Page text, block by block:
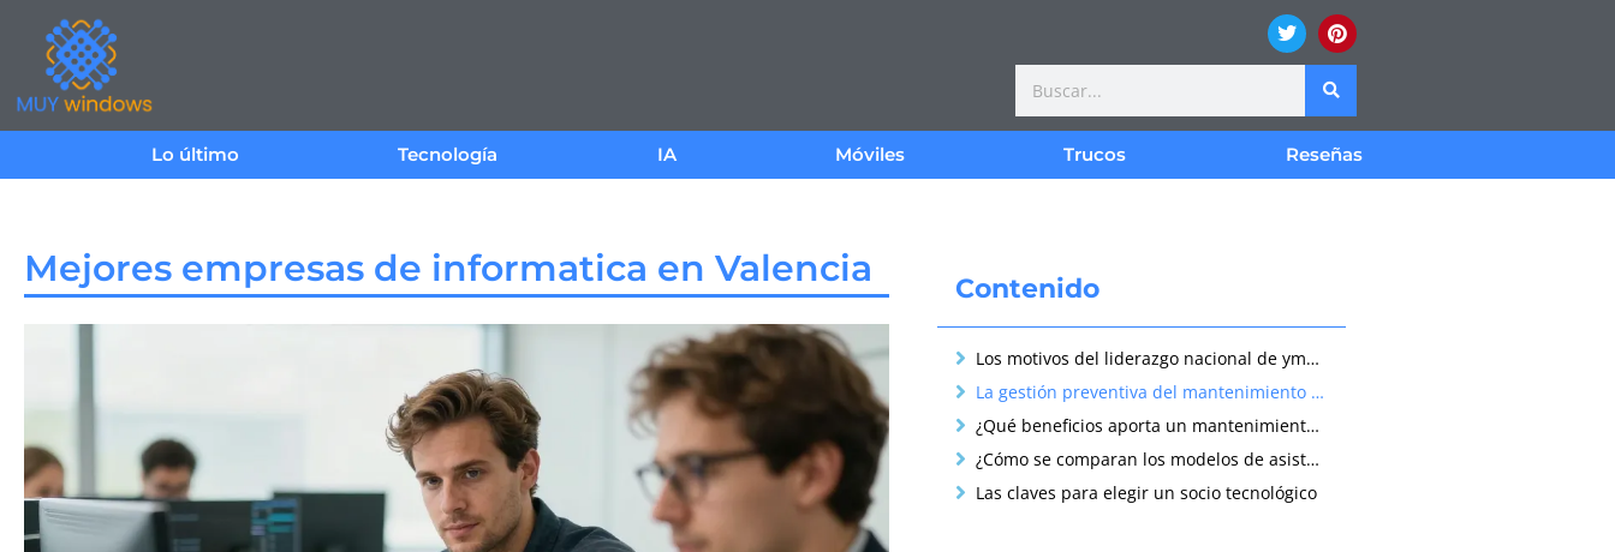
Lo último Tecnología IA Móviles Trucos Reseñas
Mejores empresas de informatica en Valencia Contenido
Los motivos del liderazgo nacional de ymant
La gestión preventiva del mantenimiento técnico
¿Qué beneficios aporta un mantenimiento externo?
¿Cómo se comparan los modelos de asistencia?
Las claves para elegir un socio tecnológico